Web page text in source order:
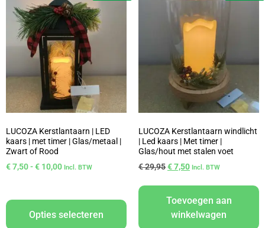
LUCOZA Kerstlantaarn | LED
kaars | met timer | Glas/metaal |
Zwart of Rood
€7,50-€ 10,00 Incl. BTW
Opties selecteren
LUCOZA Kerstlantaarn windlicht
| Led kaars | Met timer |
Glas/hout met stalen voet
€29,95€7,50 Incl. BTW
Toevoegen aan
winkelwagen